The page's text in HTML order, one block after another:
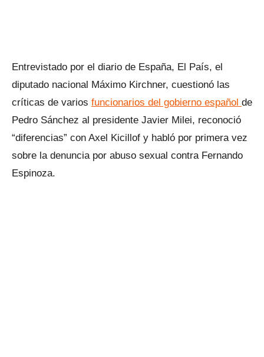
Entrevistado por el diario de España, El País, el
diputado nacional Máximo Kirchner, cuestionó las
críticas de varios funcionarios del gobierno español de
Pedro Sánchez al presidente Javier Milei, reconoció
“diferencias” con Axel Kicillof y habló por primera vez
sobre la denuncia por abuso sexual contra Fernando
Espinoza.